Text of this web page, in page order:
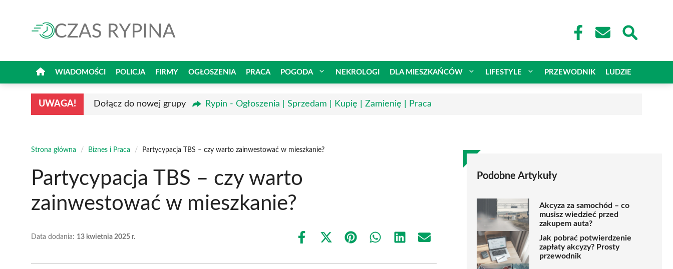
WIADOMOŚCI POLICJA FIRMY OGŁOSZENIA PRACA POGODA NEKROLOGI DLA MIESZKAŃCÓW LIFESTYLE PRZEWODNIK LUDZIE
UWAGA! Dołącz do nowej grupy Rypin - Ogłoszenia | Sprzedam | Kupię | Zamienię | Praca
Strona główna / Biznes i Praca / Partycypacja TBS – czy warto zainwestować w mieszkanie?
Partycypacja TBS – czy warto
zainwestować w mieszkanie?
Data dodania: 13 kwietnia 2025 r.
Share
Share
(Twitter)
Share Share Share Share
Podobne Artykuły
Akcyza za samochód – co
musisz wiedzieć przed
zakupem auta?
Jak pobrać potwierdzenie
zapłaty akcyzy? Prosty
przewodnik